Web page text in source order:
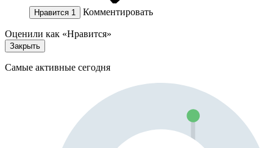
Нравится 1 Комментировать
Оценили как «Нравится»
Закрыть
Самые активные сегодня